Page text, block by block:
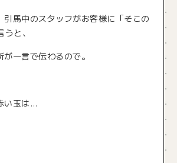
引馬中のスタッフがお客様に「そこの
うと、
一言で伝わるので。
い玉は…